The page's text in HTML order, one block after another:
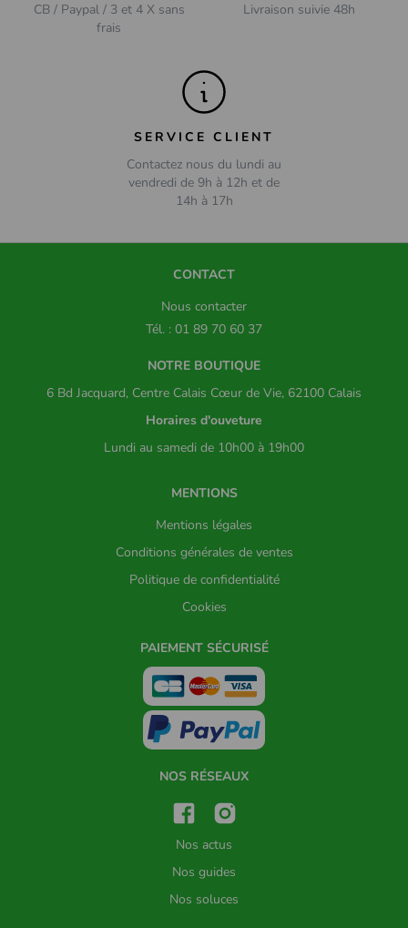
CB / Paypal / 3 et 4 X sans
frais
Livraison suivie 48h
SERVICE CLIENT
Contactez nous du lundi au
vendredi de 9h à 12h et de
14h à 17h
CONTACT
Nous contacter
Tél. : 01 89 70 60 37
NOTRE BOUTIQUE
6 Bd Jacquard, Centre Calais Cœur de Vie, 62100 Calais
Horaires d'ouveture
Lundi au samedi de 10h00 à 19h00
MENTIONS
Mentions légales
Conditions générales de ventes
Politique de confidentialité
Cookies
PAIEMENT SÉCURISÉ
NOS RÉSEAUX
Nos actus
Nos guides
Nos soluces